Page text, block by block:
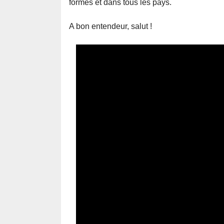
formes et dans tous les pays.
A bon entendeur, salut !